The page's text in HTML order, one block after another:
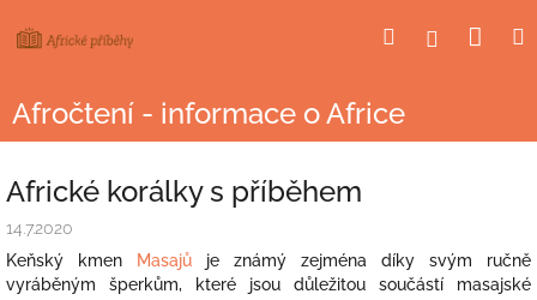
na
HledatPřihlášení
Afročtení - informace o Africe
Africké korálky s příběhem
14.7.2020
Keňský kmen
Masajů je známý zejména díky svým ručně
vyráběným šperkům, které jsou důležitou součástí masajské